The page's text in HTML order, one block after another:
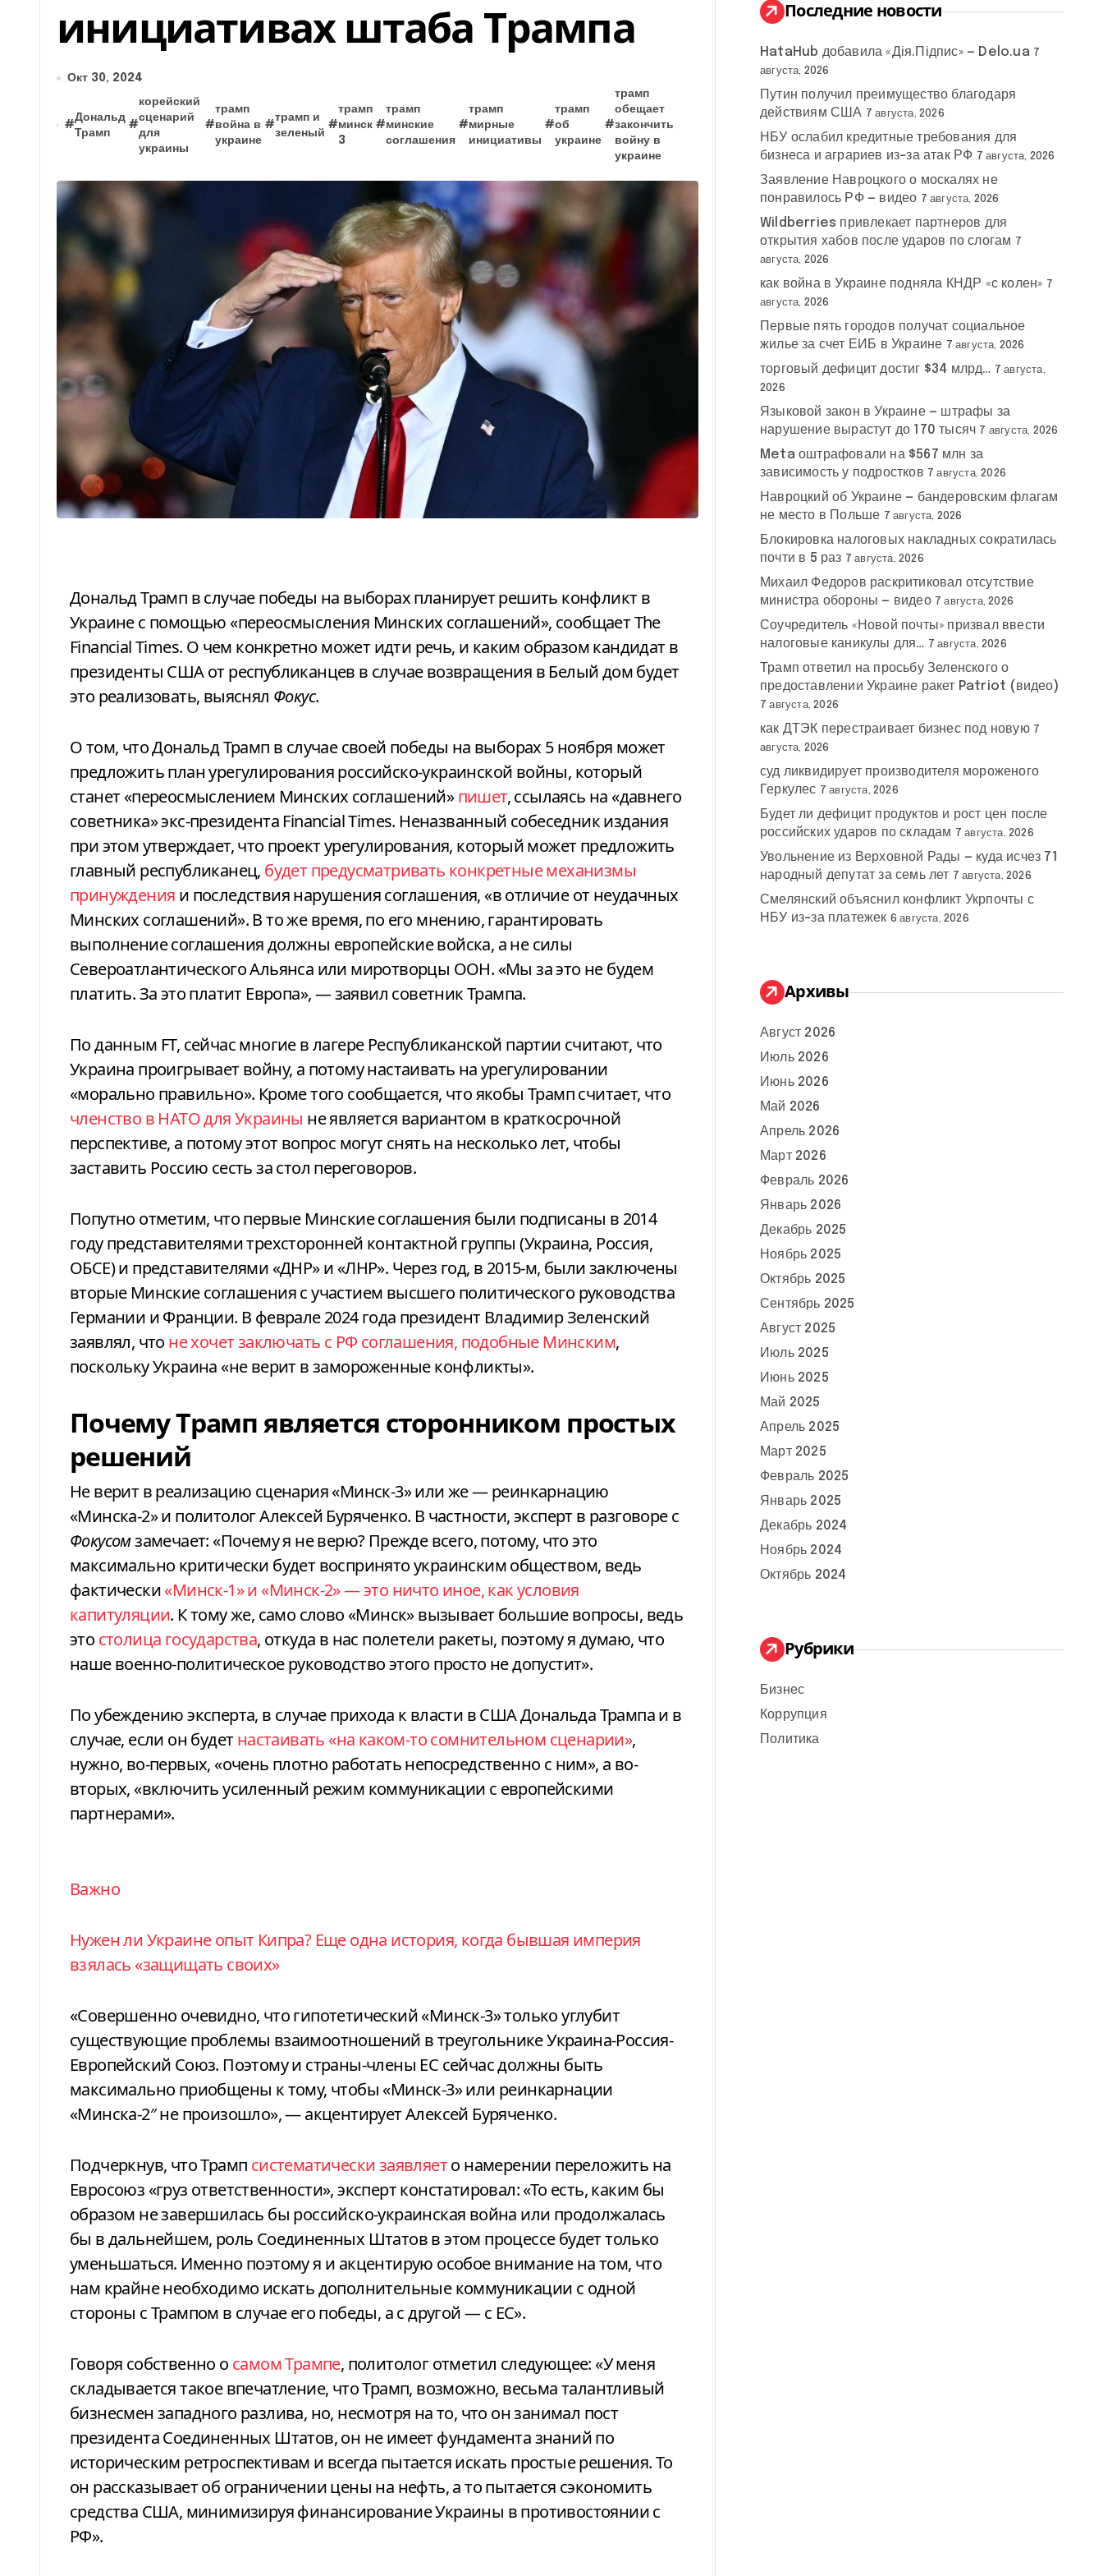
инициативах штаба Трампа
Окт 30, 2024
#
Дональд
Трамп
#
корейский
сценарий
для
украины
#
трамп
война в
украине
#
трамп и
зеленый
#
трамп
минск
3
#
трамп
минские
соглашения
#
трамп
мирные
инициативы
#
трамп
об
украине
#
трамп
обещает
закончить
войну в
украине
Дональд Трамп в случае победы на выборах планирует решить конфликт в
Украине с помощью «переосмысления Минских соглашений», сообщает The
Financial Times. О чем конкретно может идти речь, и каким образом кандидат в
президенты США от республиканцев в случае возвращения в Белый дом будет
это реализовать, выяснял Фокус.
О том, что Дональд Трамп в случае своей победы на выборах 5 ноября может
предложить план урегулирования российско-украинской войны, который
станет «переосмыслением Минских соглашений»пишет, ссылаясь на «давнего
советника» экс-президента Financial Times. Неназванный собеседник издания
при этом утверждает, что проект урегулирования, который может предложить
главный республиканец, будет предусматривать конкретные механизмы
принуждения и последствия нарушения соглашения, «в отличие от неудачных
Минских соглашений». В то же время, по его мнению, гарантировать
выполнение соглашения должны европейские войска, а не силы
Североатлантического Альянса или миротворцы ООН. «Мы за это не будем
платить. За это платит Европа», — заявил советник Трампа.
По данным FT, сейчас многие в лагере Республиканской партии считают, что
Украина проигрывает войну, а потому настаивать на урегулировании
«морально правильно». Кроме того сообщается, что якобы Трамп считает, что
членство в НАТО для Украины не является вариантом в краткосрочной
перспективе, а потому этот вопрос могут снять на несколько лет, чтобы
заставить Россию сесть за стол переговоров.
Попутно отметим, что первые Минские соглашения были подписаны в 2014
году представителями трехсторонней контактной группы (Украина, Россия,
ОБСЕ) и представителями «ДНР» и «ЛНР». Через год, в 2015-м, были заключены
вторые Минские соглашения с участием высшего политического руководства
Германии и Франции. В феврале 2024 года президент Владимир Зеленский
заявлял, что не хочет заключать с РФ соглашения, подобные Минским,
поскольку Украина «не верит в замороженные конфликты».
Почему Трамп является сторонником простых
решений
Не верит в реализацию сценария «Минск-3» или же — реинкарнацию
«Минска-2» и политолог Алексей Буряченко. В частности, эксперт в разговоре с
Фокусомзамечает: «Почему я не верю? Прежде всего, потому, что это
максимально критически будет воспринято украинским обществом, ведь
фактически«Минск-1» и «Минск-2» — это ничто иное, как условия
капитуляции. К тому же, само слово «Минск» вызывает большие вопросы, ведь
это столица государства, откуда в нас полетели ракеты, поэтому я думаю, что
наше военно-политическое руководство этого просто не допустит».
По убеждению эксперта, в случае прихода к власти в США Дональда Трампа и в
случае, если он будетнастаивать «на каком-то сомнительном сценарии»,
нужно, во-первых, «очень плотно работать непосредственно с ним», а во-
вторых, «включить усиленный режим коммуникации с европейскими
партнерами».
Важно
Нужен ли Украине опыт Кипра? Еще одна история, когда бывшая империя
взялась «защищать своих»
«Совершенно очевидно, что гипотетический «Минск-3» только углубит
существующие проблемы взаимоотношений в треугольнике Украина-Россия-
Европейский Союз. Поэтому и страны-члены ЕС сейчас должны быть
максимально приобщены к тому, чтобы «Минск-3» или реинкарнации
«Минска-2″ не произошло», — акцентирует Алексей Буряченко.
Подчеркнув, что Трамп систематически заявляето намерении переложить на
Евросоюз «груз ответственности», эксперт констатировал: «То есть, каким бы
образом не завершилась бы российско-украинская война или продолжалась
бы в дальнейшем, роль Соединенных Штатов в этом процессе будет только
уменьшаться. Именно поэтому я и акцентирую особое внимание на том, что
нам крайне необходимо искать дополнительные коммуникации с одной
стороны с Трампом в случае его победы, а с другой — с ЕС».
Говоря собственно о самом Трампе, политолог отметил следующее: «У меня
складывается такое впечатление, что Трамп, возможно, весьма талантливый
бизнесмен западного разлива, но, несмотря на то, что он занимал пост
президента Соединенных Штатов, он не имеет фундамента знаний по
историческим ретроспективам и всегда пытается искать простые решения. То
он рассказывает об ограничении цены на нефть, а то пытается сэкономить
средства США, минимизируя финансирование Украины в противостоянии с
РФ».
:
Последние новости
HataHub добавила «Дія.Підпис» — Delo.ua 7
августа, 2026
Путин получил преимущество благодаря
действиям США 7 августа, 2026
НБУ ослабил кредитные требования для
бизнеса и аграриев из-за атак РФ 7 августа, 2026
Заявление Навроцкого о москалях не
понравилось РФ — видео 7 августа, 2026
Wildberries привлекает партнеров для
открытия хабов после ударов по слогам 7
августа, 2026
как война в Украине подняла КНДР «с колен» 7
августа, 2026
Первые пять городов получат социальное
жилье за счет ЕИБ в Украине 7 августа, 2026
торговый дефицит достиг $34 млрд… 7 августа,
2026
Языковой закон в Украине — штрафы за
нарушение вырастут до 170 тысяч 7 августа, 2026
Meta оштрафовали на $567 млн за
зависимость у подростков 7 августа, 2026
Навроцкий об Украине — бандеровским флагам
не место в Польше 7 августа, 2026
Блокировка налоговых накладных сократилась
почти в 5 раз 7 августа, 2026
Михаил Федоров раскритиковал отсутствие
министра обороны — видео 7 августа, 2026
Соучредитель «Новой почты» призвал ввести
налоговые каникулы для… 7 августа, 2026
Трамп ответил на просьбу Зеленского о
предоставлении Украине ракет Patriot (видео)
7 августа, 2026
как ДТЭК перестраивает бизнес под новую 7
августа, 2026
суд ликвидирует производителя мороженого
Геркулес 7 августа, 2026
Будет ли дефицит продуктов и рост цен после
российских ударов по складам 7 августа, 2026
Увольнение из Верховной Рады — куда исчез 71
народный депутат за семь лет 7 августа, 2026
Смелянский объяснил конфликт Укрпочты с
НБУ из-за платежек 6 августа, 2026
Архивы
Август 2026
Июль 2026
Июнь 2026
Май 2026
Апрель 2026
Март 2026
Февраль 2026
Январь 2026
Декабрь 2025
Ноябрь 2025
Октябрь 2025
Сентябрь 2025
Август 2025
Июль 2025
Июнь 2025
Май 2025
Апрель 2025
Март 2025
Февраль 2025
Январь 2025
Декабрь 2024
Ноябрь 2024
Октябрь 2024
Рубрики
Бизнес
Коррупция
Политика